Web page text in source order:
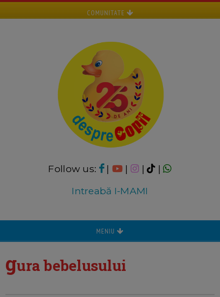
COMUNITATE
Follow us: | | |
|
Intreabă I-MAMI
MENIU
gura bebelusului